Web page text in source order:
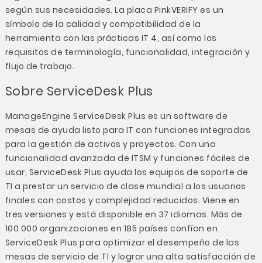
según sus necesidades. La placa PinkVERIFY es un
símbolo de la calidad y compatibilidad de la
herramienta con las prácticas IT 4, así como los
requisitos de terminología, funcionalidad, integración y
flujo de trabajo.
Sobre ServiceDesk Plus
ManageEngine ServiceDesk Plus es un software de
mesas de ayuda listo para IT con funciones integradas
para la gestión de activos y proyectos. Con una
funcionalidad avanzada de ITSM y funciones fáciles de
usar, ServiceDesk Plus ayuda los equipos de soporte de
TI a prestar un servicio de clase mundial a los usuarios
finales con costos y complejidad reducidos. Viene en
tres versiones y está disponible en 37 idiomas. Más de
100 000 organizaciones en 185 países confían en
ServiceDesk Plus para optimizar el desempeño de las
mesas de servicio de TI y lograr una alta satisfacción de